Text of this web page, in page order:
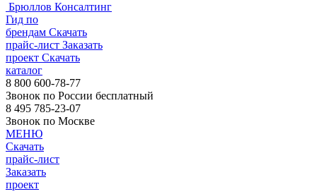
Брюллов Консалтинг
Гид по
брендам Скачать
прайс-лист Заказать
проект Скачать
каталог
8 800 600-78-77
Звонок по России бесплатный
8 495 785-23-07
Звонок по Москве
МЕНЮ
Скачать
прайс-лист
Заказать
проект